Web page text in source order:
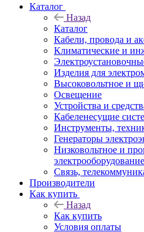
Каталог
Назад
Каталог
Кабели, провода и
Климатические и
Изделия для
Высоковольтное и
Освещение
Устройства и
Кабеленесущие
Инструменты,
Генераторы
Низковольтное и
электрооборудование
Связь,
Производители
Как купить
Назад
Как купить
Условия оплаты